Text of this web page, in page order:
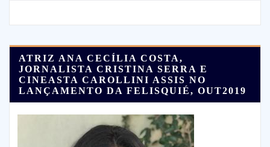
ATRIZ ANA CECÍLIA COSTA,
JORNALISTA CRISTINA SERRA E
CINEASTA CAROLLINI ASSIS NO
LANÇAMENTO DA FELISQUIÉ, OUT2019